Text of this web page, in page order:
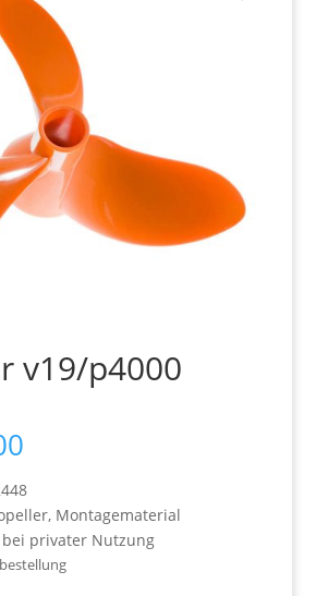
v19/p4000
Montagematerial
bei privater Nutzung